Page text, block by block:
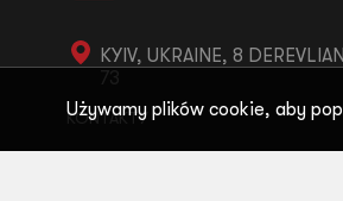
KYIV, UKRAINE, 8
KONTAKTY
Używamy plików cookie, aby